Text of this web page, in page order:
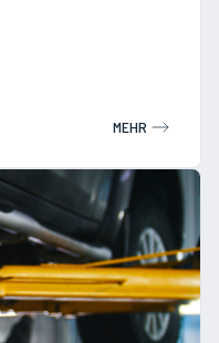
MEHR